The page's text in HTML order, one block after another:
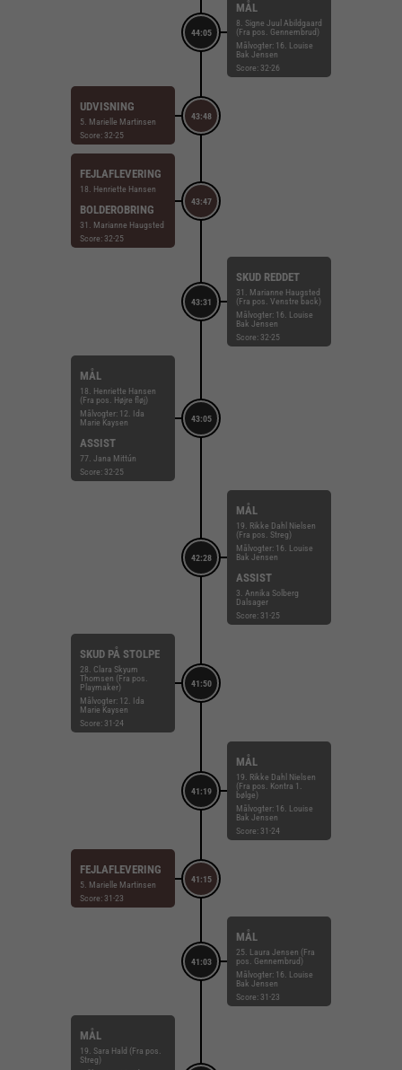
44:05
MÅL
8. Signe Juul Abildgaard
(Fra pos. Gennembrud)
Målvogter: 16. Louise
Bak Jensen
Score: 32-26
43:48
UDVISNING
5. Marielle Martinsen
Score: 32-25
43:47
FEJLAFLEVERING
18. Henriette Hansen
BOLDEROBRING
31. Marianne Haugsted
Score: 32-25
43:31
SKUD REDDET
31. Marianne Haugsted
(Fra pos. Venstre back)
Målvogter: 16. Louise
Bak Jensen
Score: 32-25
43:05
MÅL
18. Henriette Hansen
(Fra pos. Højre fløj)
Målvogter: 12. Ida
Marie Kaysen
ASSIST
77. Jana Mittún
Score: 32-25
42:28
MÅL
19. Rikke Dahl Nielsen
(Fra pos. Streg)
Målvogter: 16. Louise
Bak Jensen
ASSIST
3. Annika Solberg
Dalsager
Score: 31-25
41:50
SKUD PÅ STOLPE
28. Clara Skyum
Thomsen (Fra pos.
Playmaker)
Målvogter: 12. Ida
Marie Kaysen
Score: 31-24
41:19
MÅL
19. Rikke Dahl Nielsen
(Fra pos. Kontra 1.
bølge)
Målvogter: 16. Louise
Bak Jensen
Score: 31-24
41:15
FEJLAFLEVERING
5. Marielle Martinsen
Score: 31-23
41:03
MÅL
25. Laura Jensen (Fra
pos. Gennembrud)
Målvogter: 16. Louise
Bak Jensen
Score: 31-23
MÅL
19. Sara Hald (Fra pos.
Streg)